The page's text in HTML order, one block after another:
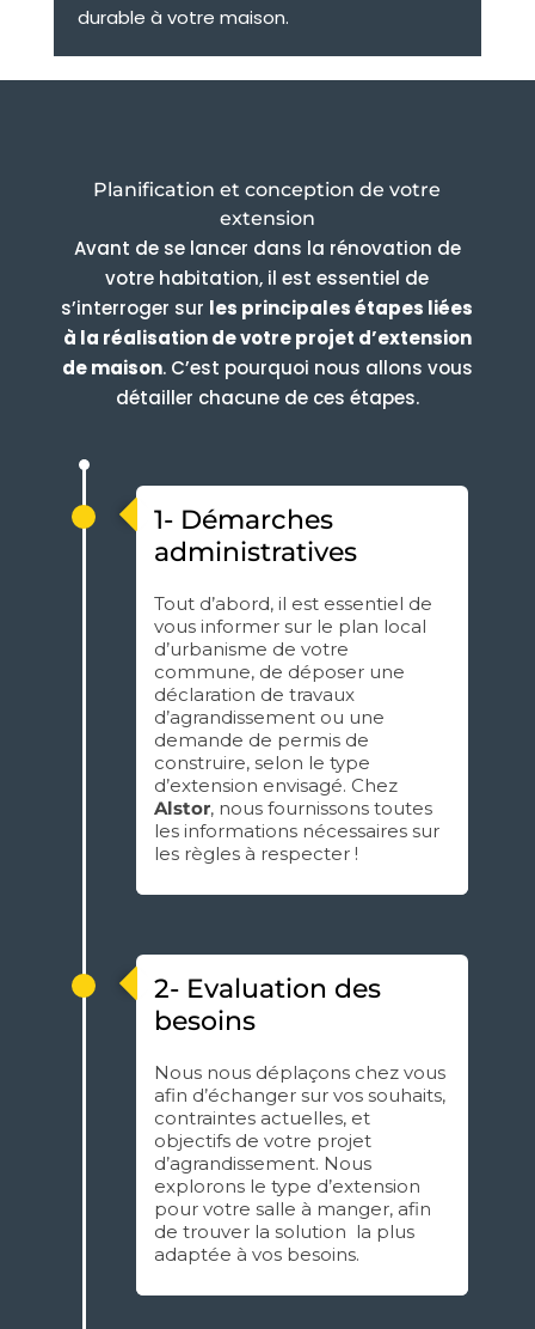
durable à votre maison.
Planification et conception de votre
extension
Avant de se lancer dans la rénovation de
votre habitation, il est essentiel de
s’interroger sur les principales étapes liées
à la réalisation de votre projet d’extension
de maison. C’est pourquoi nous allons vous
détailler chacune de ces étapes.
1- Démarches
administratives
Tout d’abord, il est essentiel de
vous informer sur le plan local
d’urbanisme de votre
commune, de déposer une
déclaration de travaux
d’agrandissement ou une
demande de permis de
construire, selon le type
d’extension envisagé. Chez
Alstor, nous fournissons toutes
les informations nécessaires sur
les règles à respecter !
2- Evaluation des
besoins
Nous nous déplaçons chez vous
afin d’échanger sur vos souhaits,
contraintes actuelles, et
objectifs de votre projet
d’agrandissement. Nous
explorons le type d’extension
pour votre salle à manger, afin
de trouver la solution la plus
adaptée à vos besoins.